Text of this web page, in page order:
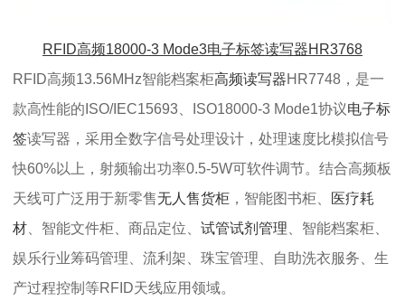
RFID高频18000-3 Mode3电子标签读写器HR3768
RFID高频13.56MHz智能档案柜高频读写器HR7748，是一
款高性能的ISO/IEC15693、ISO18000-3 Mode1协议电子标
签读写器，采用全数字信号处理设计，处理速度比模拟信号
快60%以上，射频输出功率0.5-5W可软件调节。结合高频板
天线可广泛用于新零售无人售货柜 ，智能图书柜、
医疗耗
材 、智能文件柜、商品定位、 试管试剂管理 、智能档案柜、
娱乐行业筹码管理、流利架、珠宝管理、自助洗衣服务、生
产过程控制等RFID天线应用领域。